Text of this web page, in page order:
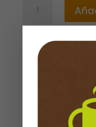
AMARGURA
EL
CONTAGIOSO
Valoraciones
Propiedades
: